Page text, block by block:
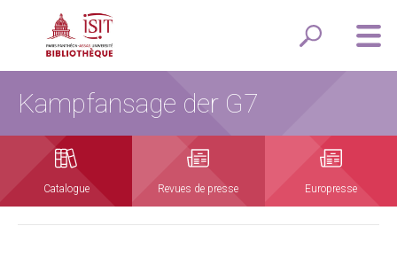
Kampfansage der G7
Catalogue Revues de presse Europresse